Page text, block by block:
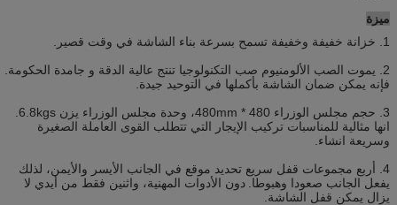
ميزة
1. خزانة خفيفة وخفيفة تسمح بسرعة بناء الشاشة في وقت قصير.
2. يموت الصب الألومنيوم صب التكنولوجيا تنتج عالية الدقة و جامدة الحكومة.
فإنه يمكن ضمان الشاشة بأكملها في التوحيد جيدة.
3. حجم مجلس الوزراء 480 * 480mm، وحدة مجلس الوزراء يزن 6.8kgs.
انها مثالية للمناسبات تركيب الإيجار التي تتطلب القوى العاملة الصغيرة
وسريعة انشاء.
4. أربع مجموعات قفل سريع تحديد موقع في الجانب الأيسر والأيمن، لذلك
يفعل الجانب صعودا وهبوطا. دون الأدوات المهنية، واثنين فقط من أيدي لا
يزال يمكن قفل الشاشة.